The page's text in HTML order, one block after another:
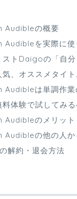
Audibleの概要
Audibleを実際に使
ストDaigoの「自
気、オススメタイ
Audibleは単調作業
料体験で試してみ
Audibleのメリット
Audibleの他の人か
解約・退会方法